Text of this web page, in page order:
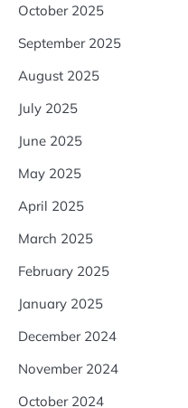
October 2025
September 2025
August 2025
July 2025
June 2025
May 2025
April 2025
March 2025
February 2025
January 2025
December 2024
November 2024
October 2024